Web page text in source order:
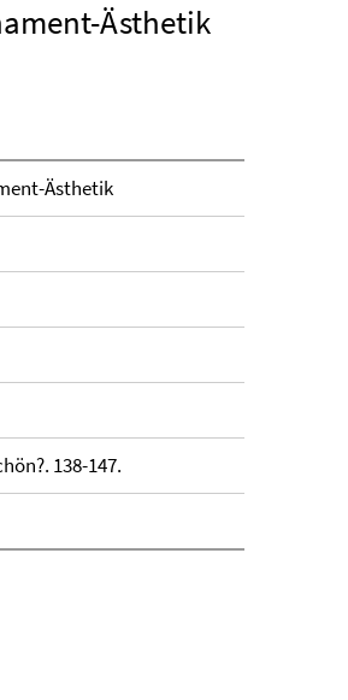
Ästhetik
Ästhetik
138-147.